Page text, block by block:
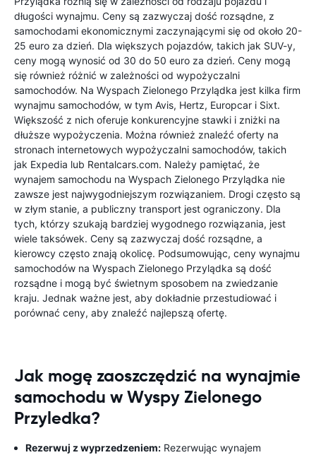
długości wynajmu. Ceny są zazwyczaj dość rozsądne, z
samochodami ekonomicznymi zaczynającymi się od około 20-
25 euro za dzień. Dla większych pojazdów, takich jak SUV-y,
ceny mogą wynosić od 30 do 50 euro za dzień. Ceny mogą
się również różnić w zależności od wypożyczalni
samochodów. Na Wyspach Zielonego Przylądka jest kilka firm
wynajmu samochodów, w tym Avis, Hertz, Europcar i Sixt.
Większość z nich oferuje konkurencyjne stawki i zniżki na
dłuższe wypożyczenia. Można również znaleźć oferty na
stronach internetowych wypożyczalni samochodów, takich
jak Expedia lub Rentalcars.com. Należy pamiętać, że
wynajem samochodu na Wyspach Zielonego Przylądka nie
zawsze jest najwygodniejszym rozwiązaniem. Drogi często są
w złym stanie, a publiczny transport jest ograniczony. Dla
tych, którzy szukają bardziej wygodnego rozwiązania, jest
wiele taksówek. Ceny są zazwyczaj dość rozsądne, a
kierowcy często znają okolicę. Podsumowując, ceny wynajmu
samochodów na Wyspach Zielonego Przylądka są dość
rozsądne i mogą być świetnym sposobem na zwiedzanie
kraju. Jednak ważne jest, aby dokładnie przestudiować i
porównać ceny, aby znaleźć najlepszą ofertę.
Jak mogę zaoszczędzić na wynajmie
samochodu w Wyspy Zielonego
Przyledka?
Rezerwuj z wyprzedzeniem: Rezerwując wynajem